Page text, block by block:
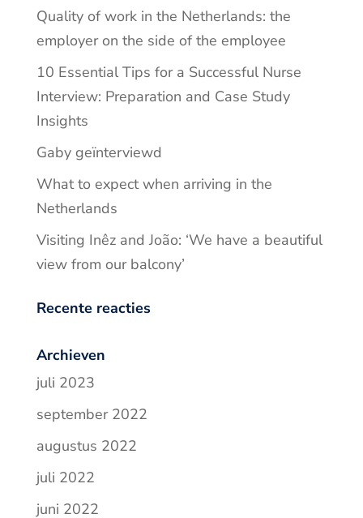
Quality of work in the Netherlands: the
employer on the side of the employee
10 Essential Tips for a Successful Nurse
Interview: Preparation and Case Study
Insights
Gaby geïnterviewd
What to expect when arriving in the
Netherlands
Visiting Inêz and João: ‘We have a beautiful
view from our balcony’
Recente reacties
Archieven
juli 2023
september 2022
augustus 2022
juli 2022
juni 2022